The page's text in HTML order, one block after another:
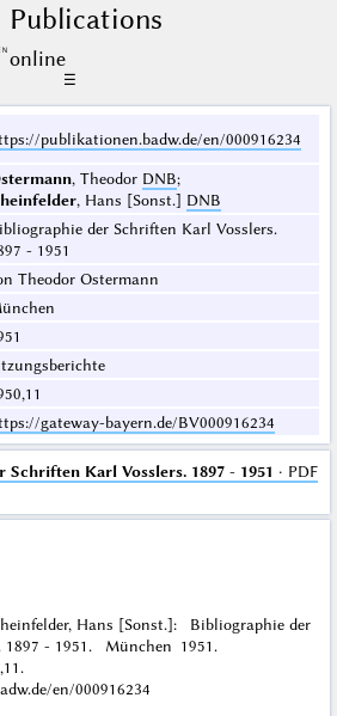
Publications
online
☰
publikationen.badw.de/en/000916234
, Theodor DNB;
, Hans [Sonst.] DNB
der Schriften Karl Vosslers.
- 1951
Theodor Ostermann
gateway-bayern.de/BV000916234
Karl Vosslers. 1897 - 1951 · PDF
Hans [Sonst.]: Bibliographie der
1897 - 1951. München 1951.
en/000916234